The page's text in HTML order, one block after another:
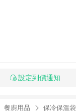
設定到價通知
餐廚用品 保冷保溫袋